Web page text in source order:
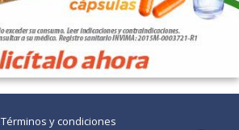
Términos y condiciones